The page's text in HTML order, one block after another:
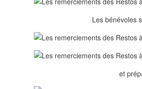
Les bénévoles
et